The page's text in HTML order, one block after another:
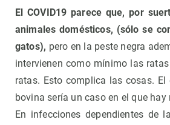
El COVID19 parece que, por
animales domésticos, (sólo se
gatos), pero en la peste negra
intervienen como mínimo las
ratas. Esto complica las cosas. El
bovina sería un caso en el que hay
En infecciones dependientes de